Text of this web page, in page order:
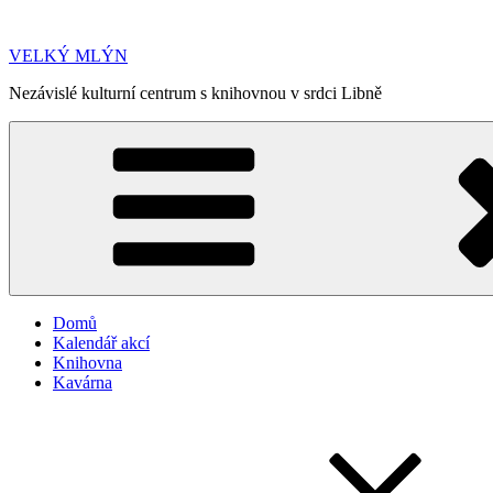
obsahu
VELKÝ MLÝN
Nezávislé kulturní centrum s knihovnou v srdci Libně
Domů
Kalendář akcí
Knihovna
Kavárna